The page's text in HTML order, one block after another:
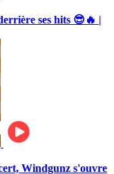
ses hits 😎🔥 |
Windgunz s'ouvre